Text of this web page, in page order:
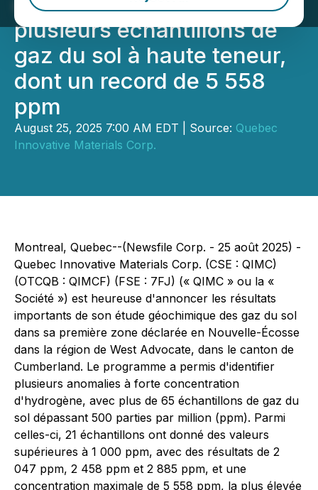
plusieurs échantillons de
gaz du sol à haute teneur,
dont un record de 5 558
ppm
August 25, 2025 7:00 AM EDT | Source: Quebec
Innovative Materials Corp.
Montreal, Quebec--(Newsfile Corp. - 25 août 2025) -
Quebec Innovative Materials Corp. (CSE : QIMC)
(OTCQB : QIMCF) (FSE : 7FJ) (« QIMC » ou la «
Société ») est heureuse d'annoncer les résultats
importants de son étude géochimique des gaz du sol
dans sa première zone déclarée en Nouvelle-Écosse
dans la région de West Advocate, dans le canton de
Cumberland. Le programme a permis d'identifier
plusieurs anomalies à forte concentration
d'hydrogène, avec plus de 65 échantillons de gaz du
sol dépassant 500 parties par million (ppm). Parmi
celles-ci, 21 échantillons ont donné des valeurs
supérieures à 1 000 ppm, avec des résultats de 2
047 ppm, 2 458 ppm et 2 885 ppm, et une
concentration maximale de 5 558 ppm, la plus élevée